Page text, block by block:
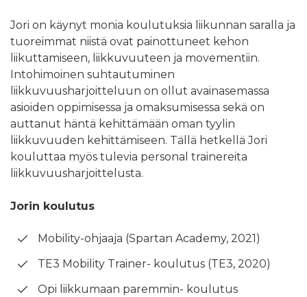
Jori on käynyt monia koulutuksia liikunnan saralla ja
tuoreimmat niistä ovat painottuneet kehon
liikuttamiseen, liikkuvuuteen ja movementiin.
Intohimoinen suhtautuminen
liikkuvuusharjoitteluun on ollut avainasemassa
asioiden oppimisessa ja omaksumisessa sekä on
auttanut häntä kehittämään oman tyylin
liikkuvuuden kehittämiseen. Tällä hetkellä Jori
kouluttaa myös tulevia personal trainereita
liikkuvuusharjoittelusta.
Jorin koulutus
Mobility-ohjaaja (Spartan Academy, 2021)
TE3 Mobility Trainer- koulutus (TE3, 2020)
Opi liikkumaan paremmin- koulutus